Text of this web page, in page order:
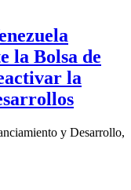
la Bolsa de
la
y Desarrollo,